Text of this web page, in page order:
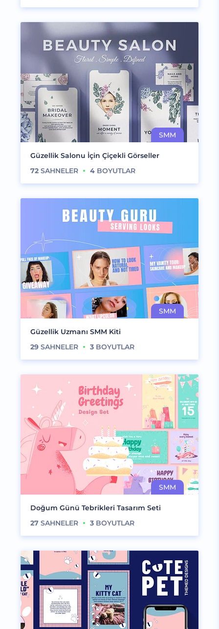
Güzellik Salonu İçin Çiçekli Görseller
72 SAHNELER 4 BOYUTLAR
Güzellik Uzmanı SMM Kiti
29 SAHNELER 3 BOYUTLAR
Doğum Günü Tebrikleri Tasarım Seti
27 SAHNELER 3 BOYUTLAR